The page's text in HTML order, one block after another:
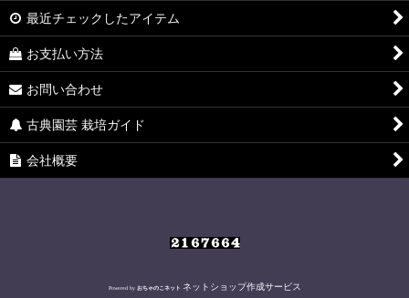
最近チェックしたアイテム
お支払い方法
お問い合わせ
古典園芸 栽培ガイド
会社概要
Powered by おちゃのこネット ネットショップ作成サービス